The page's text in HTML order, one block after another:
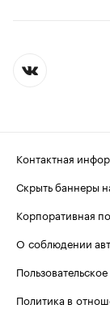
Контактная
Скрыть баннеры
Корпоративная
О соблюдении
Политика в